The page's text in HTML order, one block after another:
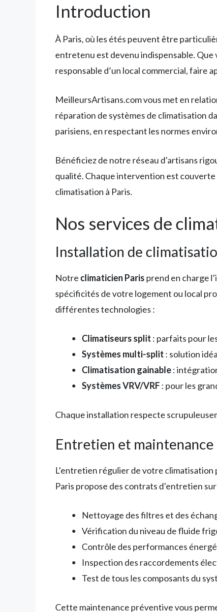
Introduction
À Paris, où les étés peuvent être
entretenu est devenu indispensable. Que
responsable d’un local commercial, faire
MeilleursArtisans.com vous met en
réparation de systèmes de climatisation
parisiens, en respectant les normes
Bénéficiez de notre réseau d’artisans
qualité. Chaque intervention est
climatisation à Paris.
Nos services de
Installation de
Notre climaticien Paris prend en charge
spécificités de votre logement ou local
différentes technologies :
Climatiseurs split : parfaits pour
Systèmes multi-split : solution
Climatisation gainable:
Systèmes VRV/VRF : pour les
Chaque installation respecte
Entretien et maintenance
L’entretien régulier de votre
Paris propose des contrats d’entretien
Nettoyage des filtres et des
Vérification du niveau de fluide
Contrôle des performances
Inspection des raccordements
Test de tous les composants du
Cette maintenance préventive vous